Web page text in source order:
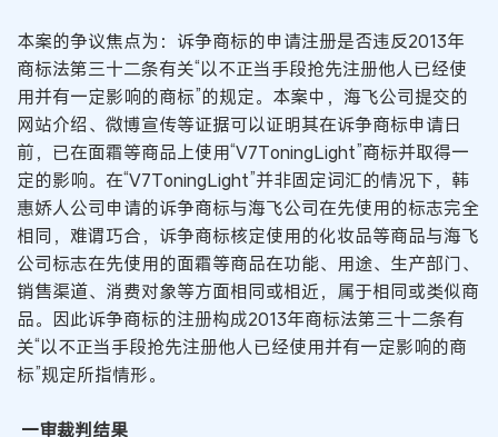
本案的争议焦点为：诉争商标的申请注册是否违反2013年
商标法第三十二条有关“以不正当手段抢先注册他人已经使
用并有一定影响的商标”的规定。本案中，海飞公司提交的
网站介绍、微博宣传等证据可以证明其在诉争商标申请日
前，已在面霜等商品上使用“V7ToningLight”商标并取得一
定的影响。在“V7ToningLight”并非固定词汇的情况下，韩
惠娇人公司申请的诉争商标与海飞公司在先使用的标志完全
相同，难谓巧合，诉争商标核定使用的化妆品等商品与海飞
公司标志在先使用的面霜等商品在功能、用途、生产部门、
销售渠道、消费对象等方面相同或相近，属于相同或类似商
品。因此诉争商标的注册构成2013年商标法第三十二条有
关“以不正当手段抢先注册他人已经使用并有一定影响的商
标”规定所指情形。
一审裁判结果